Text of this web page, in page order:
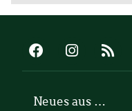
Neues aus …